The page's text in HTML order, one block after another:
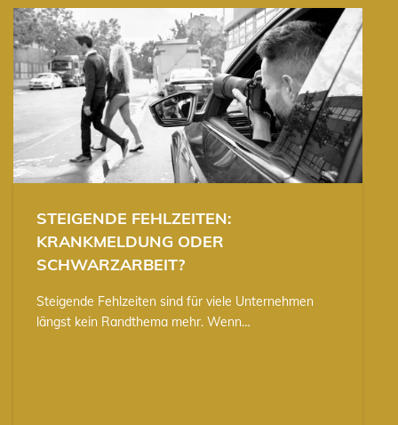
STEIGENDE FEHLZEITEN:
KRANKMELDUNG ODER
SCHWARZARBEIT?
Steigende Fehlzeiten sind für viele Unternehmen
längst kein Randthema mehr. Wenn…